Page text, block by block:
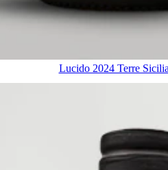
Lucido 2024 Terre